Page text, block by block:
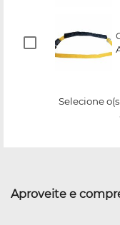
Selecione
Aproveite e